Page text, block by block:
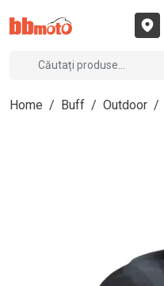
Home / Buff / Outdoor /